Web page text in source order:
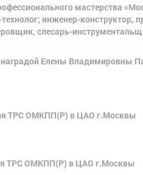
мастерства
инженер-конструктор,
слесарь-
наградой Елены Владимировны
ТРС ОМКПП(Р) в ЦАО г.Москвы
ТРС ОМКПП(Р) в ЦАО г.Москвы